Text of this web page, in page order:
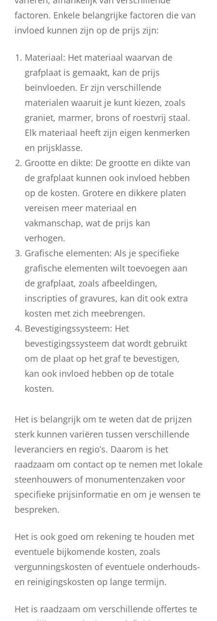
factoren. Enkele belangrijke factoren die van
invloed kunnen zijn op de prijs zijn:
Materiaal: Het materiaal waarvan de
grafplaat is gemaakt, kan de prijs
beïnvloeden. Er zijn verschillende
materialen waaruit je kunt kiezen, zoals
graniet, marmer, brons of roestvrij staal.
Elk materiaal heeft zijn eigen kenmerken
en prijsklasse.
Grootte en dikte: De grootte en dikte van
de grafplaat kunnen ook invloed hebben
op de kosten. Grotere en dikkere platen
vereisen meer materiaal en
vakmanschap, wat de prijs kan
verhogen.
Grafische elementen: Als je specifieke
grafische elementen wilt toevoegen aan
de grafplaat, zoals afbeeldingen,
inscripties of gravures, kan dit ook extra
kosten met zich meebrengen.
Bevestigingssysteem: Het
bevestigingssysteem dat wordt gebruikt
om de plaat op het graf te bevestigen,
kan ook invloed hebben op de totale
kosten.
Het is belangrijk om te weten dat de prijzen
sterk kunnen variëren tussen verschillende
leveranciers en regio’s. Daarom is het
raadzaam om contact op te nemen met lokale
steenhouwers of monumentenzaken voor
specifieke prijsinformatie en om je wensen te
bespreken.
Het is ook goed om rekening te houden met
eventuele bijkomende kosten, zoals
vergunningskosten of eventuele onderhouds-
en reinigingskosten op lange termijn.
Het is raadzaam om verschillende offertes te